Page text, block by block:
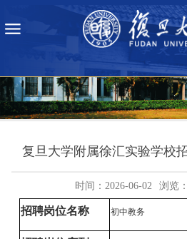
复旦大学附属徐汇实验学校
时间：2026-06-02 浏览：
招聘岗位名称 初中教务